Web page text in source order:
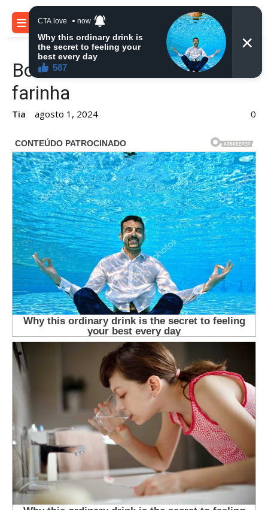
content
MENU
Bolo de fubá com coco sem
farinha
Tia agosto 1, 2024 0